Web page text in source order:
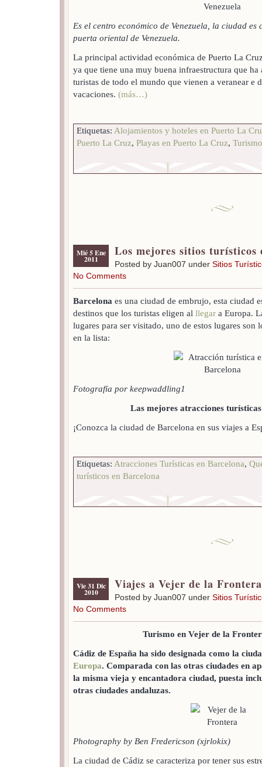
Es el centro económico de Venezuela, la ciudad
puerta oriental de Venezuela.
La principal actividad económica de Puerto La
ya que tiene una muy buena infraestructura que ha
turistas de todo el mundo que vienen a veranear e
vacaciones. (más…)
Etiquetas: Alojamientos y hoteles en Puerto La
Puerto La Cruz, Playas en Puerto La Cruz,
Mié 5 Ene
2011
Los mejores sitios turísticos
Posted by Juan007 under Sitios
No Comments
Barcelona es una ciudad de embrujo, esta ciudad
destinos que los turistas eligen al llegar a Europa.
lugares para ser visitado, uno de estos lugares son
en la lista:
Fotografía por keepwaddling1
Las mejores atracciones
¡Conozca la ciudad de Barcelona en sus viajes a
Etiquetas: Atracciones Turísticas en Barcelona,
turísticos en Barcelona
Vie 31 Dic
2010
Viajes a Vejer de la Frontera
Posted by Juan007 under Sitios
No Comments
Turismo en Vejer de la
Cádiz de España ha sido designada como la
Europa. Comparada con las otras ciudades en
la misma vieja y encantadora ciudad, puesta
otras ciudades andaluzas.
Photography by Ben Fredericson (xjrlokix)
La ciudad de Cádiz se caracteriza por tener sus